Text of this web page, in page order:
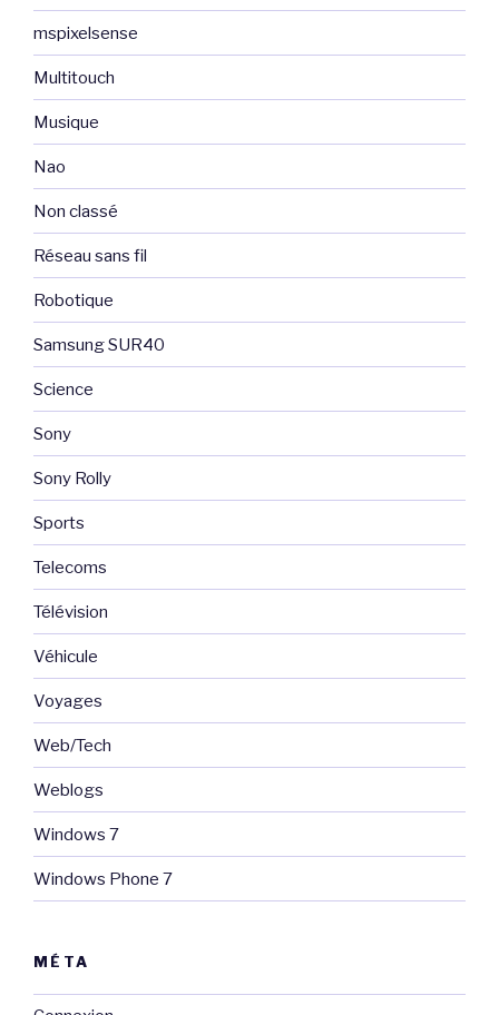
mspixelsense
Multitouch
Musique
Nao
Non classé
Réseau sans fil
Robotique
Samsung SUR40
Science
Sony
Sony Rolly
Sports
Telecoms
Télévision
Véhicule
Voyages
Web/Tech
Weblogs
Windows 7
Windows Phone 7
MÉTA